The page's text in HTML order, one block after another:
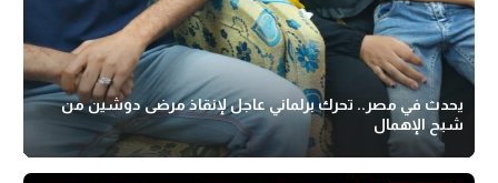
يحدث في مصر.. تحرك برلماني عاجل لإنقاذ مرضى دوشين من
شبح الإهمال